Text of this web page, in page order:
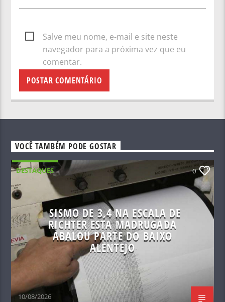
Salve meu nome, e-mail e site neste
navegador para a próxima vez que eu
comentar.
VOCÊ TAMBÉM PODE GOSTAR
DESTAQUES 0
SISMO DE 3,4 NA ESCALA DE
RICHTER ESTA MADRUGADA
ABALOU PARTE DO BAIXO
ALENTEJO
10/08/2026